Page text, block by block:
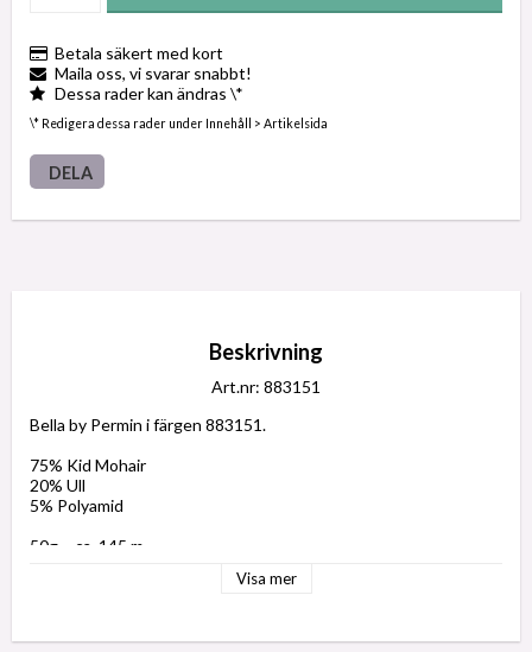
Betala säkert med kort
Maila oss, vi svarar snabbt!
Dessa rader kan ändras \*
\* Redigera dessa rader under Innehåll > Artikelsida
DELA
Beskrivning
Art.nr: 883151
Bella by Permin i färgen 883151.
75% Kid Mohair
20% Ull
5% Polyamid
50g = ca. 145 m
Visa mer